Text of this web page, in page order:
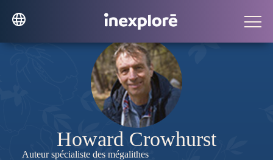
Howard Crowhurst
Auteur spécialiste des mégalithes